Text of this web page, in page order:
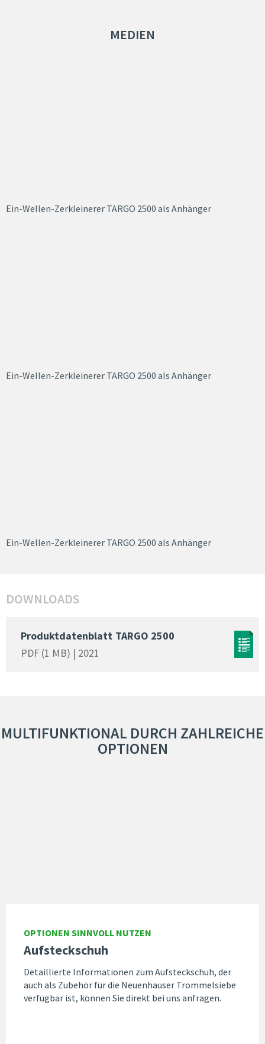
MEDIEN
Ein-Wellen-Zerkleinerer TARGO 2500 als Anhänger
Ein-Wellen-Zerkleinerer TARGO 2500 als Anhänger
Ein-Wellen-Zerkleinerer TARGO 2500 als Anhänger
DOWNLOADS
Produktdatenblatt TARGO 2500
PDF (1 MB) | 2021
MULTIFUNKTIONAL DURCH ZAHLREICHE
OPTIONEN
OPTIONEN SINNVOLL NUTZEN
Aufsteckschuh
Detaillierte Informationen zum Aufsteckschuh, der
auch als Zubehör für die Neuenhauser Trommelsiebe
verfügbar ist, können Sie direkt bei uns anfragen.